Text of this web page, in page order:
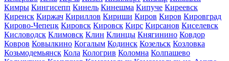
Кимры Кингисепп Кинель Кинешма Кипуче Киреевск
Киренск Киржач Кириллов Кириши Киров Киров Кировград
Кирово-Чепецк Кировск Кировск Кирс Кирсанов Киселевск
Кисловодск Климовск Клин Клинцы Княгинино Ковдор
Ковров Ковылкино Когалым Кодинск Козельск Козловка
Козьмодемьянск Кола Кологрив Коломна Колпашево